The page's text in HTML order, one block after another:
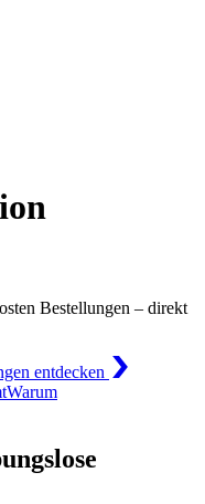
Bestellungen – direkt
entdecken
Warum